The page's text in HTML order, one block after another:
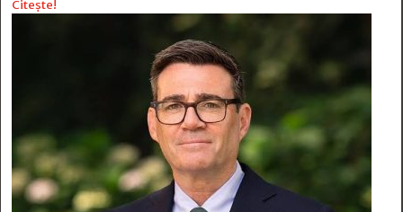
Citește!